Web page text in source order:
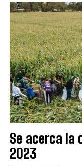
Se acerca la
2023